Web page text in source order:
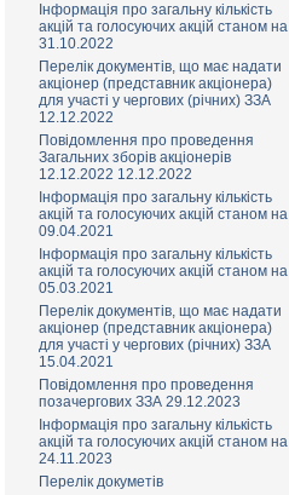
Інформація про загальну кількість
акцій та голосуючих акцій станом на
31.10.2022
Перелік документів, що має надати
акціонер (представник акціонера)
для участі у чергових (річних) ЗЗА
12.12.2022
Повідомлення про проведення
Загальних зборів акціонерів
12.12.2022 12.12.2022
Інформація про загальну кількість
акцій та голосуючих акцій станом на
09.04.2021
Інформація про загальну кількість
акцій та голосуючих акцій станом на
05.03.2021
Перелік документів, що має надати
акціонер (представник акціонера)
для участі у чергових (річних) ЗЗА
15.04.2021
Повідомлення про проведення
позачергових ЗЗА 29.12.2023
Інформація про загальну кількість
акцій та голосуючих акцій станом на
24.11.2023
Перелік докуметів